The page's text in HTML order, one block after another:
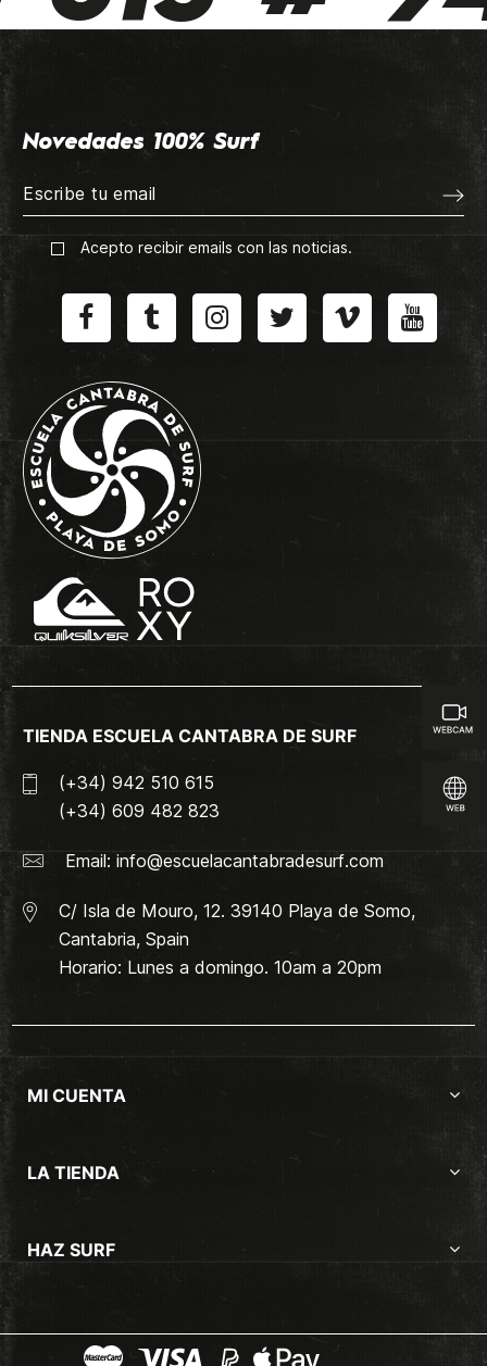
Novedades 100% Surf
Acepto recibir emails con las noticias.
TIENDA ESCUELA CANTABRA DE SURF
(+34) 942 510 615
(+34) 609 482 823
Email: info@escuelacantabradesurf.com
C/ Isla de Mouro, 12. 39140 Playa de Somo,
Cantabria, Spain
Horario: Lunes a domingo. 10am a 20pm
MI CUENTA
LA TIENDA
HAZ SURF